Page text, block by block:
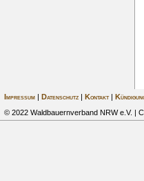
Impressum| Datenschutz| Kontakt|
© 2022 Waldbauernverband NRW e.V. |